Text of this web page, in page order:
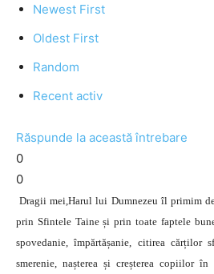
Newest First
Oldest First
Random
Recent activ
Răspunde la această întrebare
0
0
Dragii mei,Harul lui Dumnezeu îl primim
prin Sfintele Taine și prin toate faptele
spovedanie, împărtășanie, citirea cărților
smerenie, nașterea și creșterea copiilor